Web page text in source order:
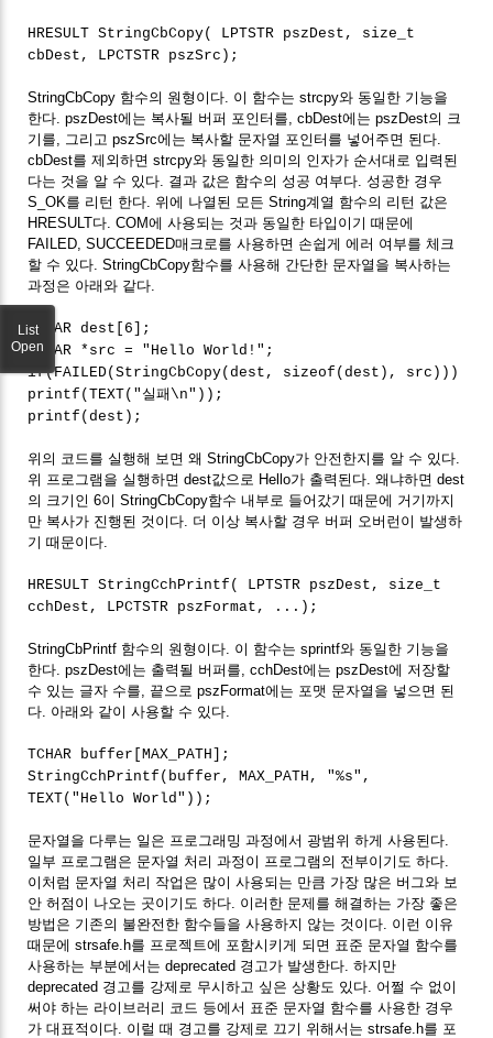
HRESULT StringCbCopy( LPTSTR pszDest, size_t
cbDest, LPCTSTR pszSrc);
StringCbCopy 함수의 원형이다. 이 함수는 strcpy와 동일한 기능을
한다. pszDest에는 복사될 버퍼 포인터를, cbDest에는 pszDest의 크
기를, 그리고 pszSrc에는 복사할 문자열 포인터를 넣어주면 된다.
cbDest를 제외하면 strcpy와 동일한 의미의 인자가 순서대로 입력된
다는 것을 알 수 있다. 결과 값은 함수의 성공 여부다. 성공한 경우
S_OK를 리턴 한다. 위에 나열된 모든 String계열 함수의 리턴 값은
HRESULT다. COM에 사용되는 것과 동일한 타입이기 때문에
FAILED, SUCCEEDED매크로를 사용하면 손쉽게 에러 여부를 체크
할 수 있다. StringCbCopy함수를 사용해 간단한 문자열을 복사하는
과정은 아래와 같다.
TCHAR dest[6];
TCHAR *src = "Hello World!";
if(FAILED(StringCbCopy(dest, sizeof(dest), src)))
printf(TEXT("실패\n"));
printf(dest);
위의 코드를 실행해 보면 왜 StringCbCopy가 안전한지를 알 수 있다.
위 프로그램을 실행하면 dest값으로 Hello가 출력된다. 왜냐하면 dest
의 크기인 6이 StringCbCopy함수 내부로 들어갔기 때문에 거기까지
만 복사가 진행된 것이다. 더 이상 복사할 경우 버퍼 오버런이 발생하
기 때문이다.
HRESULT StringCchPrintf( LPTSTR pszDest, size_t
cchDest, LPCTSTR pszFormat, ...);
StringCbPrintf 함수의 원형이다. 이 함수는 sprintf와 동일한 기능을
한다. pszDest에는 출력될 버퍼를, cchDest에는 pszDest에 저장할
수 있는 글자 수를, 끝으로 pszFormat에는 포맷 문자열을 넣으면 된
다. 아래와 같이 사용할 수 있다.
TCHAR buffer[MAX_PATH];
StringCchPrintf(buffer, MAX_PATH, "%s",
TEXT("Hello World"));
문자열을 다루는 일은 프로그래밍 과정에서 광범위 하게 사용된다.
일부 프로그램은 문자열 처리 과정이 프로그램의 전부이기도 하다.
이처럼 문자열 처리 작업은 많이 사용되는 만큼 가장 많은 버그와 보
안 허점이 나오는 곳이기도 하다. 이러한 문제를 해결하는 가장 좋은
방법은 기존의 불완전한 함수들을 사용하지 않는 것이다. 이런 이유
때문에 strsafe.h를 프로젝트에 포함시키게 되면 표준 문자열 함수를
사용하는 부분에서는 deprecated 경고가 발생한다. 하지만
deprecated 경고를 강제로 무시하고 싶은 상황도 있다. 어쩔 수 없이
써야 하는 라이브러리 코드 등에서 표준 문자열 함수를 사용한 경우
가 대표적이다. 이럴 때 경고를 강제로 끄기 위해서는 strsafe.h를 포
List
Open